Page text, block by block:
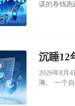
谋的卷钱跑
​2026年8月
漪。 一个自2013年起便如死寂般的比特币地址：18TExP，突然动了起